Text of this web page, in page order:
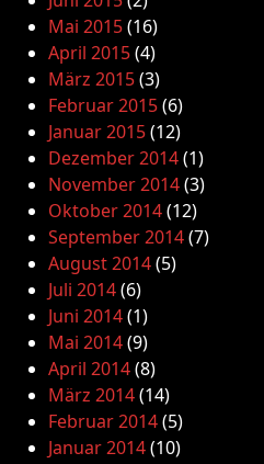
Mai 2015(16)
April 2015(4)
März 2015(3)
Februar 2015(6)
Januar 2015(12)
Dezember 2014(1)
November 2014(3)
Oktober 2014(12)
September 2014(7)
August 2014(5)
Juli 2014(6)
Juni 2014(1)
Mai 2014(9)
April 2014(8)
März 2014(14)
Februar 2014(5)
Januar 2014(10)